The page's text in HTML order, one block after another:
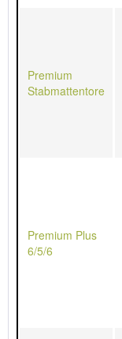
Premium
Stabmattentore
Premium Plus
6/5/6